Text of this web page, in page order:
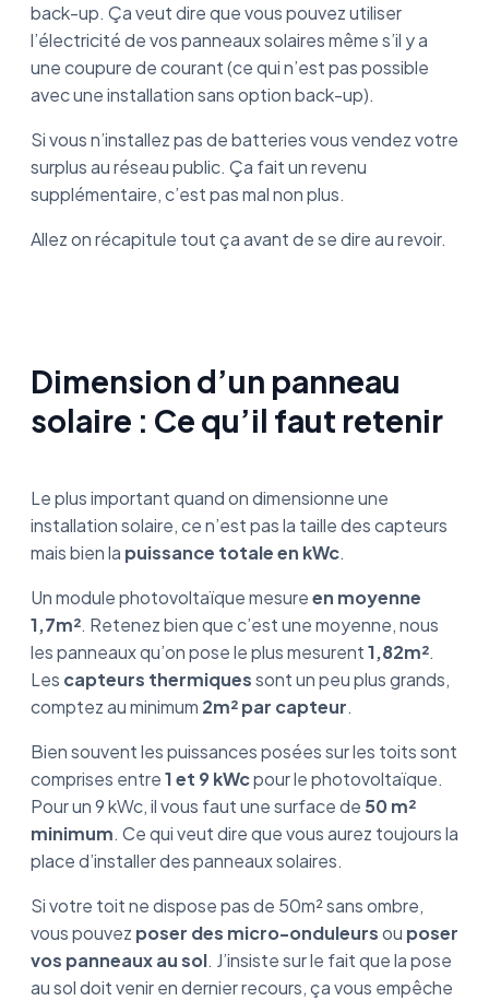
back-up. Ça veut dire que vous pouvez utiliser
l’électricité de vos panneaux solaires même s’il y a
une coupure de courant (ce qui n’est pas possible
avec une installation sans option back-up).
Si vous n’installez pas de batteries vous vendez votre
surplus au réseau public. Ça fait un revenu
supplémentaire, c’est pas mal non plus.
Allez on récapitule tout ça avant de se dire au revoir.
Dimension d’un panneau
solaire : Ce qu’il faut retenir
Le plus important quand on dimensionne une
installation solaire, ce n’est pas la taille des capteurs
mais bien la puissance totale en kWc.
Un module photovoltaïque mesureen moyenne
1,7m². Retenez bien que c’est une moyenne, nous
les panneaux qu’on pose le plus mesurent1,82m².
Les capteurs thermiquessont un peu plus grands,
comptez au minimum 2m² par capteur.
Bien souvent les puissances posées sur les toits sont
comprises entre1 et 9 kWcpour le photovoltaïque.
Pour un 9 kWc, il vous faut une surface de 50 m²
minimum. Ce qui veut dire que vous aurez toujours la
place d’installer des panneaux solaires.
Si votre toit ne dispose pas de 50m² sans ombre,
vous pouvez poser des micro-onduleursou poser
vos panneaux au sol. J’insiste sur le fait que la pose
au sol doit venir en dernier recours, ça vous empêche